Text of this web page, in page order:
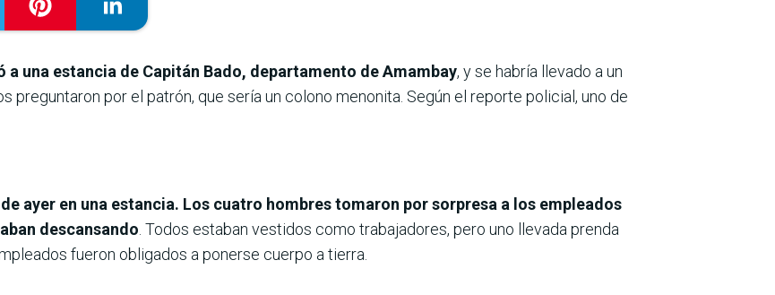
una estancia de Capitán Bado, departamento de Amambay, y se habría llevado a un
preguntaron por el patrón, que sería un colono menonita. Según el reporte policial, uno de
ayer en una estancia. Los cuatro hombres tomaron por sorpresa a los empleados
descansando . Todos estaban vestidos como trabajadores, pero uno llevada prenda
fueron obligados a ponerse cuerpo a tierra.